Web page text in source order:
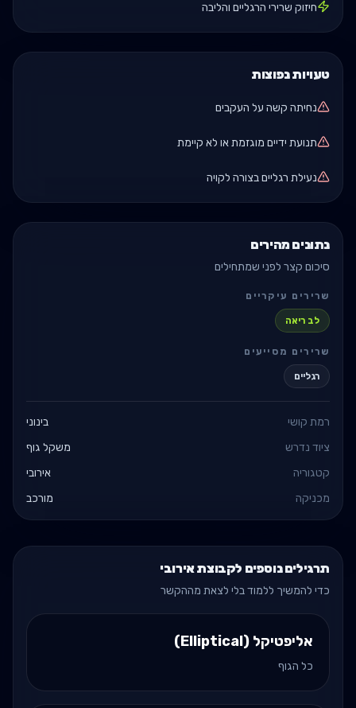
חיזוק שרירי הרגליים והליבה
טעויות נפוצות
נחיתה קשה על העקבים
תנועת ידיים מוגזמת או לא קיימת
נעילת רגליים בצורה לקויה
נתונים מהירים
סיכום קצר לפני שמתחילים
שרירים עיקריים
לב ריאה
שרירים מסייעים
רגליים
רמת קושי
בינוני
ציוד נדרש
משקל גוף
קטגוריה
אירובי
מכניקה
מורכב
תרגילים נוספים לקבוצת אירובי
כדי להמשיך ללמוד בלי לצאת מההקשר
אליפטיקל (Elliptical)
כל הגוף